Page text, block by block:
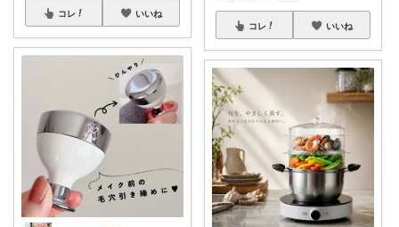
コレ いいね
コレ いいね